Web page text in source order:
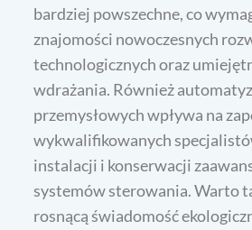
bardziej powszechne, co
znajomości nowoczesnych
technologicznych oraz
wdrażania. Również
przemysłowych wpływa na
wykwalifikowanych
instalacji i konserwacji
systemów sterowania. Warto
rosnącą świadomość